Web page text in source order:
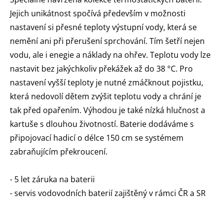
Jejich unikátnost spočívá především v možnosti
nastavení si přesné teploty výstupní vody, která se
nemění ani při přerušení sprchování. Tím šetří nejen
vodu, ale i enegie a náklady na ohřev. Teplotu vody lze
nastavit bez jakýchkoliv překážek až do 38 °C. Pro
nastavení vyšší teploty je nutné zmáčknout pojistku,
která nedovolí dětem zvýšit teplotu vody a chrání je
tak před opařením. Výhodou je také nízká hlučnost a
kartuše s dlouhou životností. Baterie dodáváme s
připojovací hadicí o délce 150 cm se systémem
zabraňujícím překroucení.
- 5 let záruka na baterii
- servis vodovodních baterií zajištěný v rámci ČR a SR